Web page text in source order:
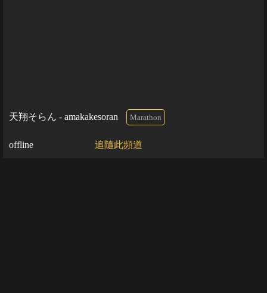
天翔そらん - amakakesoran Marathon
offline 追隨此頻道